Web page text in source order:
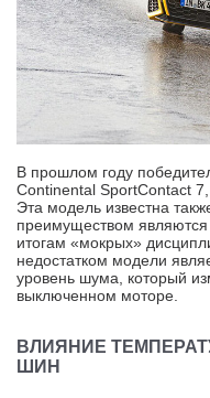
В прошлом году
Continental SportContact
Эта модель известна
преимуществом
итогам «мокрых»
недостатком модели
уровень шума, который
выключенном моторе.
ВЛИЯНИЕ
ШИН